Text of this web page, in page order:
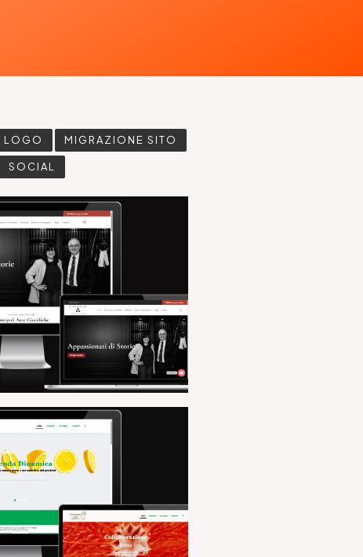
LOGO MIGRAZIONE SITO
SOCIAL